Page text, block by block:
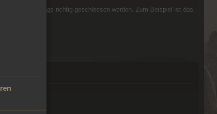
dass die Tags richtig geschlossen werden. Zum Beispiel ist das